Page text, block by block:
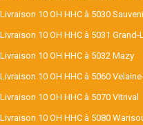
Livraison 10 OH HHC à 5030
Livraison 10 OH HHC à 5031 Grand-
Livraison 10 OH HHC à 5032 Mazy
Livraison 10 OH HHC à 5060
Livraison 10 OH HHC à 5070 Vitrival
Livraison 10 OH HHC à 5080